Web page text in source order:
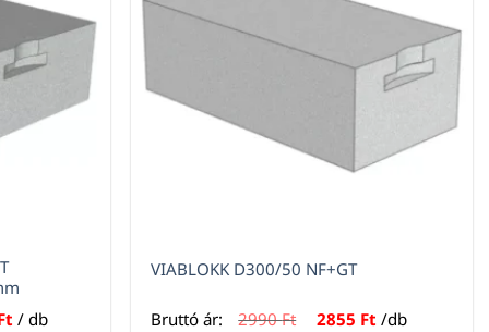
Current
/ db
VIABLOKK D300/50 NF+GT
Bruttó ár: 2990Ft Original
2855 FtCurrent
/db